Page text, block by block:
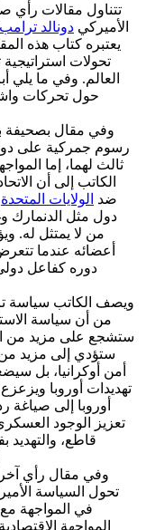
تتناول مقالات رأي
الأميركي دونالد ترامب
يعتبره كتاب هذه
تحولات
العالم. وفي ما يلي
حول تحركات
وفي مقال بصحيفة
رسوم جمركية على دول
ثالث لهما، إما
الكاتب إلى أن
ضد الولايات المتحدة
دول مثل الدنمارك
من لا يمتثل له.
أعضائه عندما
دوره كفاعل
ويصف الكاتب سياسة
من أن سياسة
ستشجع على مزيد من
ستؤدي إلى مزيد
أمن أوكرانيا، بل
تهديدات أوروبا
أوروبا إلى
تعزيز الوجود
قاطع،
وفي مقال رأي
تحول السياسة
في المواجهة
المواجهة